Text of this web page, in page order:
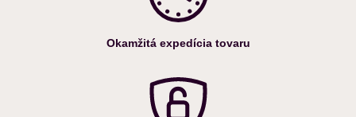
Okamžitá expedícia tovaru